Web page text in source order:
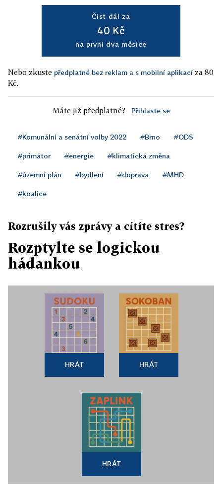
Číst dál za
40 Kč
na první dva měsíce
Nebo zkuste předplatné bez reklam a s mobilní aplikací za 80
Kč.
Máte již předplatné? Přihlaste se
#Komunální a senátní volby 2022 #Brno #ODS
#primátor #energie #klimatická změna
#územní plán #bydlení #doprava #MHD
#koalice
Rozrušily vás zprávy a cítíte stres?
Rozptylte se logickou
hádankou
HRÁT HRÁT
HRÁT